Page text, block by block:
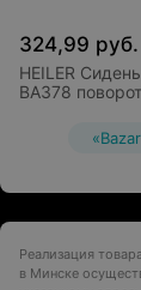
324,99 руб.
HEILER
BA378
Реализация
в Минске